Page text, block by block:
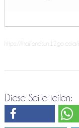
https://
Diese Seite teilen: